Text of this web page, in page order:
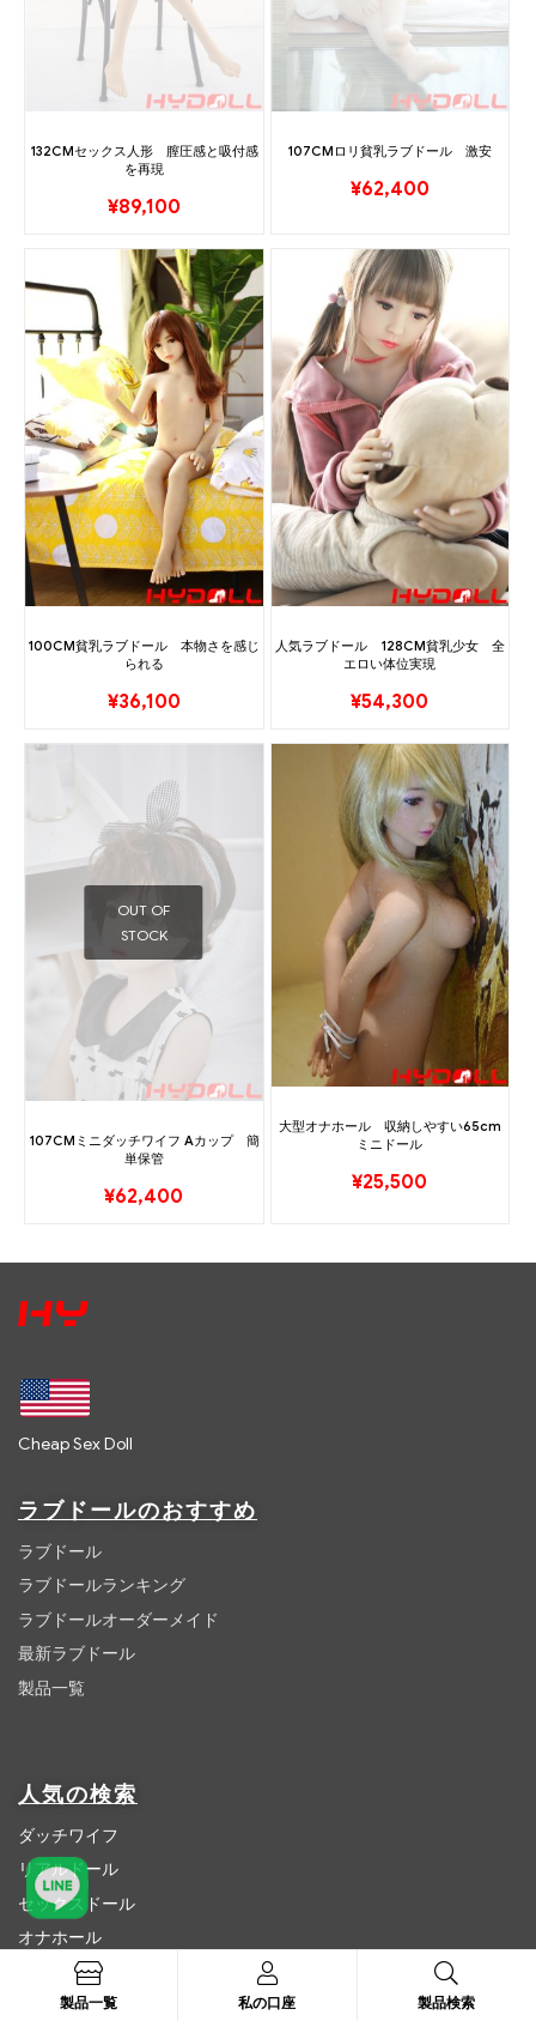
132CMセックス人形 膣圧感と吸付感
を再現
¥89,100
107CMロリ貧乳ラブドール 激安
¥62,400
100CM貧乳ラブドール 本物さを感じ
られる
¥36,100
人気ラブドール 128CM貧乳少女 全
エロい体位実現
¥54,300
OUT OF
STOCK
107CMミニダッチワイフ Aカップ 簡
単保管
¥62,400
大型オナホール 収納しやすい65cm
ミニドール
¥25,500
Cheap Sex Doll
ラブドールのおすすめ
ラブドール
ラブドールランキング
ラブドールオーダーメイド
最新ラブドール
製品一覧
人気の検索
ダッチワイフ
リアルドール
セックスドール
オナホール
高級ラブドール
製品一覧 私の口座 製品検索